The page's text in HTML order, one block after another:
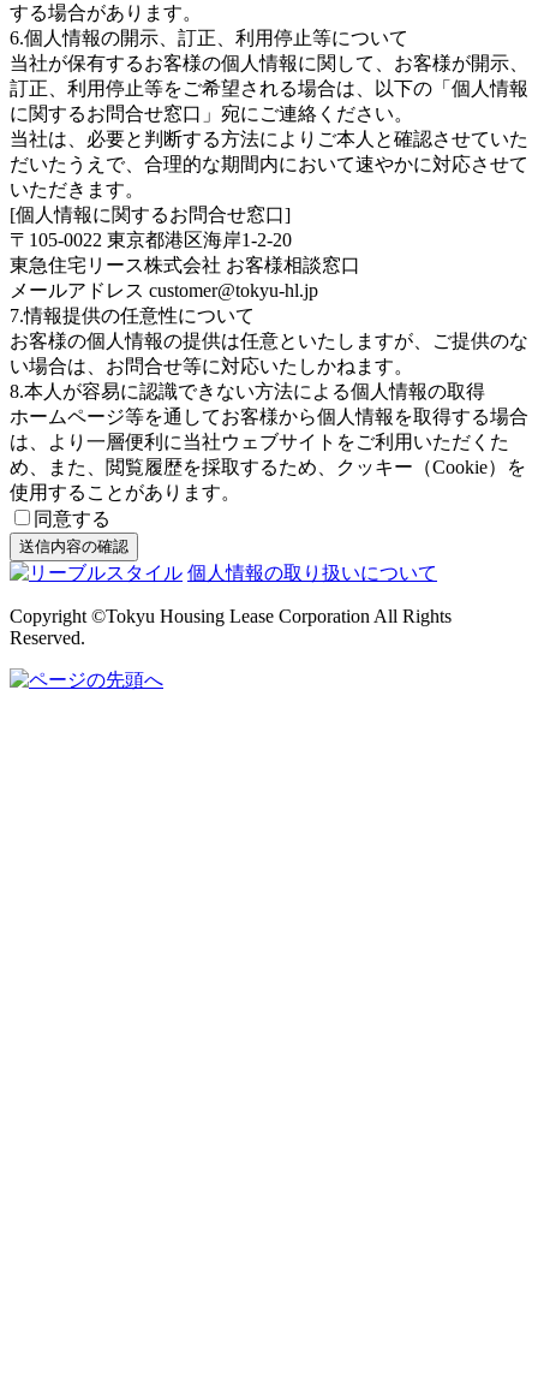
する場合があります。
6.個人情報の開示、訂正、利用停止等について
当社が保有するお客様の個人情報に関して、お客様が開示、
訂正、利用停止等をご希望される場合は、以下の「個人情報
に関するお問合せ窓口」宛にご連絡ください。
当社は、必要と判断する方法によりご本人と確認させていた
だいたうえで、合理的な期間内において速やかに対応させて
いただきます。
[個人情報に関するお問合せ窓口]
〒105-0022 東京都港区海岸1-2-20
東急住宅リース株式会社 お客様相談窓口
メールアドレス customer@tokyu-hl.jp
7.情報提供の任意性について
お客様の個人情報の提供は任意といたしますが、ご提供のな
い場合は、お問合せ等に対応いたしかねます。
8.本人が容易に認識できない方法による個人情報の取得
ホームページ等を通してお客様から個人情報を取得する場合
は、より一層便利に当社ウェブサイトをご利用いただくた
め、また、閲覧履歴を採取するため、クッキー（Cookie）を
使用することがあります。
同意する
個人情報の取り扱いについて
Copyright ©Tokyu Housing Lease Corporation All Rights
Reserved.